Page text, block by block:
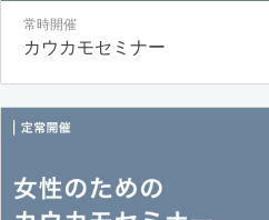
常時開催
カウカモセミナー